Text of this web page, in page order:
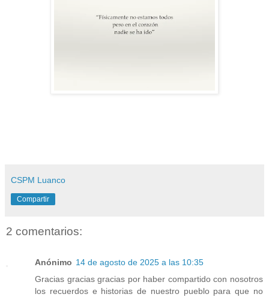
CSPM Luanco
Compartir
2 comentarios:
Anónimo 14 de agosto de 2025 a las 10:35
Gracias gracias gracias por haber compartido con nosotros
los recuerdos e historias de nuestro pueblo para que no